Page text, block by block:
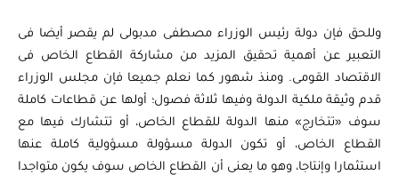
وللحق فإن دولة رئيس الوزراء مصطفى مدبولى لم يقصر أيضا فى
التعبير عن أهمية تحقيق المزيد من مشاركة القطاع الخاص فى
الاقتصاد القومى. ومنذ شهور كما نعلم جميعا فإن مجلس الوزراء
قدم وثيقة ملكية الدولة وفيها ثلاثة فصول؛ أولها عن قطاعات كاملة
سوف «تتخارج» منها الدولة للقطاع الخاص، أو تتشارك فيها مع
القطاع الخاص، أو تكون الدولة مسؤولة مسؤولية كاملة عنها
استثمارا وإنتاجا، وهو ما يعنى أن القطاع الخاص سوف يكون متواجدا